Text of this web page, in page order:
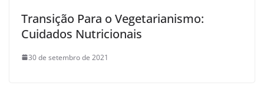
Transição Para o Vegetarianismo:
Cuidados Nutricionais
30 de setembro de 2021